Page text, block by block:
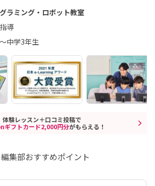
ラミング・ロボット教室
導
中学3年生
体験レッスン＋口コミ投稿で
ギフトカード2,000円分がもらえる！
集部おすすめポイント